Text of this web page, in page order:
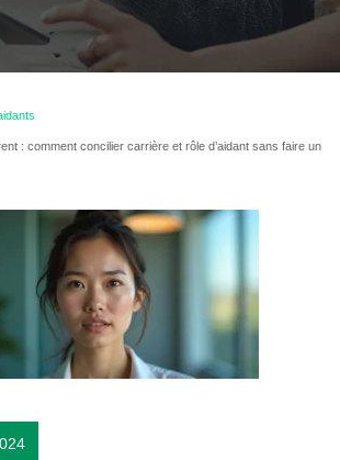
: comment concilier carrière et rôle d’aidant sans faire un